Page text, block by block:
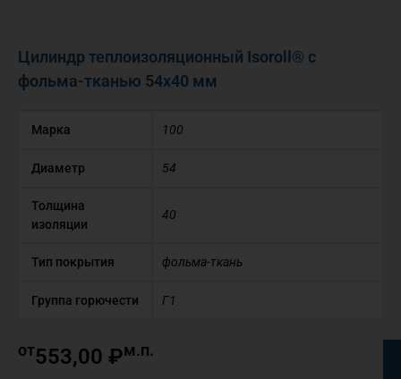
Цилиндр теплоизоляционный Isoroll® с
фольма-тканью 54х40 мм
Марка 100
Диаметр 54
Толщина
изоляции
40
Тип покрытия фольма-ткань
Группа горючести Г1
от553,00 ₽м.п.